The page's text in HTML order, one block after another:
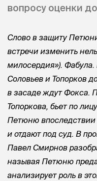
вопросу оценки
Слово в защиту
встречи изменить
милосердия»).
Соловьев и Топорков
в засаде ждут Фокса.
Топоркова, бьет по
Петюню впоследствии
и отдают под суд. В
Павел Смирнов
называя Петюню
анализирует роль в